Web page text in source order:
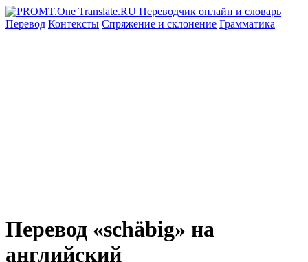
Перевод Контексты Спряжение и склонение Грамматика
Перевод «schäbig» на
английский